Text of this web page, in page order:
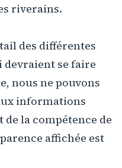
riverains.
des différentes
devraient se faire
nous ne pouvons
informations
la compétence de
affichée est